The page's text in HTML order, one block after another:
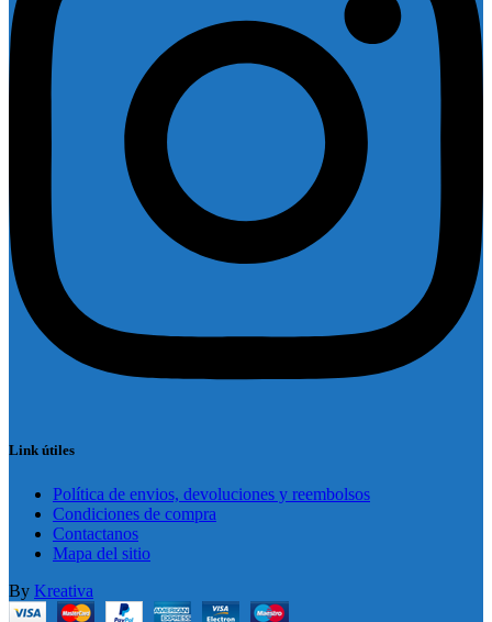
Link útiles
Política de envios, devoluciones y reembolsos
Condiciones de compra
Contactanos
Mapa del sitio
By Kreativa